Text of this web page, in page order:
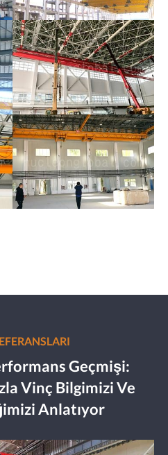
Geçmişi:
Vinç Bilgimizi Ve
Anlatıyor